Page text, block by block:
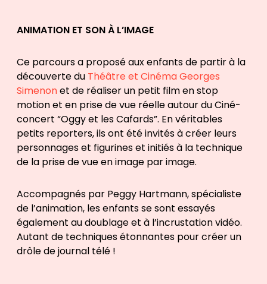
d
o
u
a
u
d
i
o
ANIMATION ET SON À L’IMAGE
Ce parcours a proposé aux enfants de partir à la
découverte du Théâtre et Cinéma Georges
Simenonet de réaliser un petit film en stop
motion et en prise de vue réelle autour du Ciné-
concert “Oggy et les Cafards”. En véritables
petits reporters, ils ont été invités à créer leurs
personnages et figurines et initiés à la technique
de la prise de vue en image par image.
Accompagnés par Peggy Hartmann, spécialiste
de l’animation, les enfants se sont essayés
également au doublage et à l’incrustation vidéo.
Autant de techniques étonnantes pour créer un
drôle de journal télé !